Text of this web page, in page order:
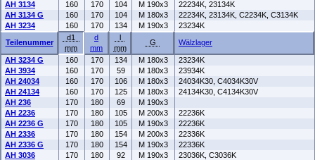
AH 3134 160 170 104 M 190x3
22234K, 23134K
AH 3134 G
160 170 104 M 180x3
22234K, 23134K, C2234K, C3134K
AH 3234
160 170 134 M 190x3
23234K
Teilenummer
d1
mm
d
mm
l
mm
G Wälzlager
AH 3234 G 160 170 134 M 180x3
23234K
AH 3934
160 170 59 M 180x3
23934K
AH 24034
160 170 106 M 180x3
24034K30, C4034K30V
AH 24134
160 170 125 M 180x3
24134K30, C4134K30V
AH 236
170 180 69
M 190x3
AH 2236
170 180 105 M 200x3
22236K
AH 2236 G
170 180 105 M 190x3
22236K
AH 2336
170 180 154 M 200x3
22336K
AH 2336 G
170 180 154 M 190x3
22336K
AH 3036
170 180 92 M 190x3
23036K, C3036K